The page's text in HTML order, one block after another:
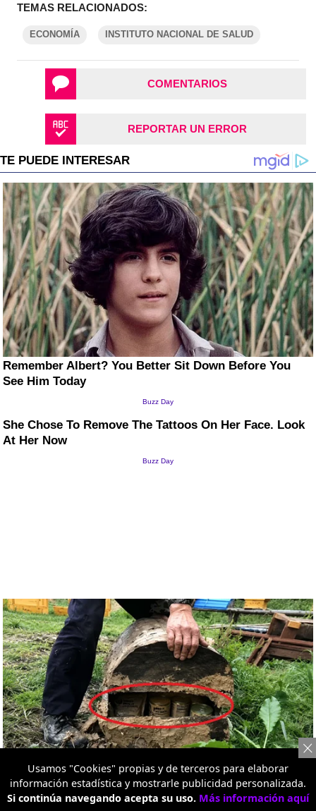
TEMAS RELACIONADOS:
ECONOMÍA INSTITUTO NACIONAL DE SALUD
COMENTARIOS
REPORTAR UN ERROR
Usamos "Cookies" propias y de terceros para elaborar
información estadística y mostrarle publicidad personalizada.
Si continúa navegando acepta su uso. Más información aquí